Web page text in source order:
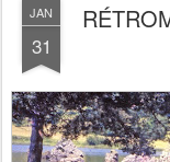
JAN
31